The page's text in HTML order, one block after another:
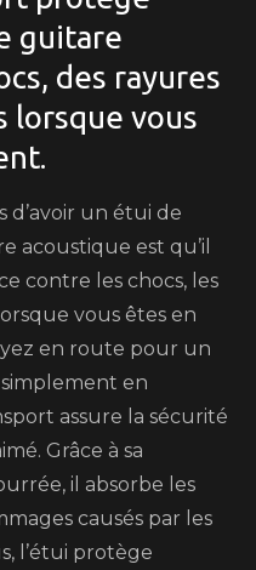
guitare
des rayures
lorsque vous
d’avoir un étui de
acoustique est qu’il
contre les chocs, les
vous êtes en
en route pour un
en
assure la sécurité
Grâce à sa
il absorbe les
causés par les
l’étui protège